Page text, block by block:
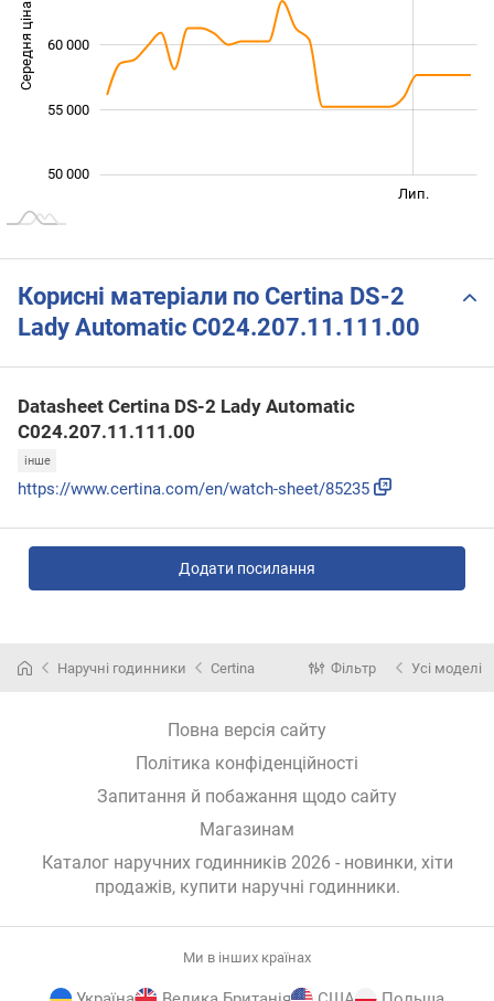
Середня ціна 50 000
50 000
60 000
55 000
Лип.
Корисні матеріали по Certina DS-2
Lady Automatic C024.207.11.111.00
Datasheet Certina DS-2 Lady Automatic
C024.207.11.111.00
інше
https://www.certina.com/en/watch-sheet/85235
Додати посилання
Наручні годинники Certina Фільтр Усі моделі
Повна версія сайту
Політика конфіденційності
Запитання й побажання щодо сайту
Магазинам
Каталог наручних годинників 2026 - новинки, хіти
продажів, купити наручні годинники.
Ми в інших країнах